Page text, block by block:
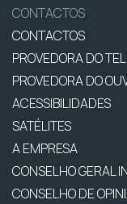
CONTACTOS
CONTACTOS
PROVEDORA DO
PROVEDORA DO
ACESSIBILIDADES
SATÉLITES
A EMPRESA
CONSELHO GERAL
CONSELHO DE